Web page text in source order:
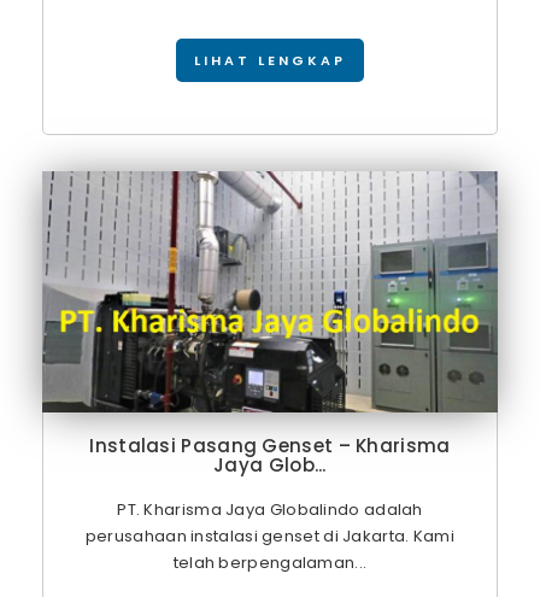
LIHAT LENGKAP
Instalasi Pasang Genset – Kharisma
Jaya Glob...
PT. Kharisma Jaya Globalindo adalah
perusahaan instalasi genset di Jakarta. Kami
telah berpengalaman...